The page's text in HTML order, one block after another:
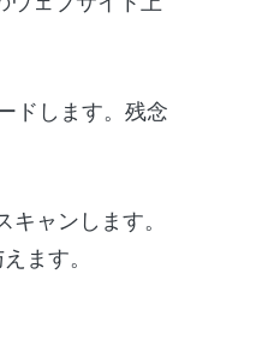
ドします。残念
ャンします。
ます。